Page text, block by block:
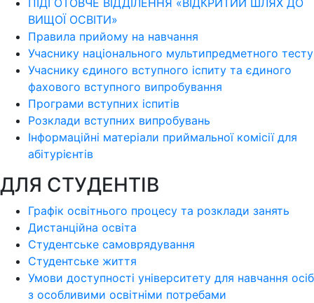
ПІДГОТОВЧЕ ВІДДІЛЕННЯ «ВІДКРИТИЙ ШЛЯХ ДО
ВИЩОЇ ОСВІТИ»
Правила прийому на навчання
Учаснику національного мультипредметного тесту
Учаснику єдиного вступного іспиту та єдиного
фахового вступного випробування
Програми вступних іспитів
Розклади вступних випробувань
Інформаційні матеріали приймальної комісії для
абітурієнтів
ДЛЯ СТУДЕНТІВ
Графік освітнього процесу та розклади занять
Дистанційна освіта
Студентське самоврядування
Студентське життя
Умови доступності університету для навчання осіб
з особливими освітніми потребами